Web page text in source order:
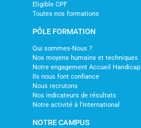
Eligible CPF
Toutes nos formations
PÔLE FORMATION
Qui sommes-Nous ?
Nos moyens humains et techniques
Notre engagement Accueil Handicap
Ils nous font confiance
Nous recrutons
Nos indicateurs de résultats
Notre activité à l'international
NOTRE CAMPUS